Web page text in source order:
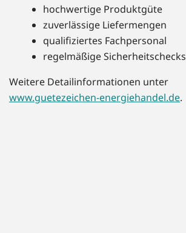
hochwertige Produktgüte
zuverlässige Liefermengen
qualifiziertes Fachpersonal
regelmäßige Sicherheitschecks
Weitere Detailinformationen unter
www.guetezeichen-energiehandel.de.